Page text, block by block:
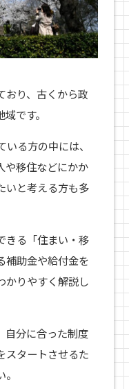
おり、古くから政
です。
る方の中には、
や移住などにかか
いと考える方も多
きる「住まい・移
補助金や給付金を
かりやすく解説し
自分に合った制度
スタートさせるた